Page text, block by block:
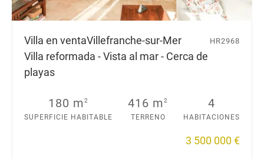
Villa en ventaVillefranche-sur-Mer
Villa reformada - Vista al mar - Cerca de
playas
HR2968
180 m2
SUPERFICIE HABITABLE
416 m2
TERRENO
4
HABITACIONES
3 500 000 €